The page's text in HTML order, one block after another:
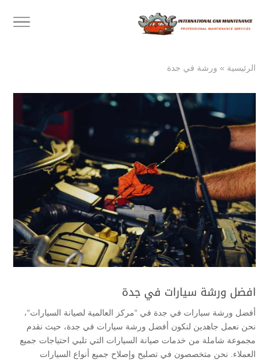
الرئيسية » ورشة في جدة
افضل ورشة سيارات في جدة
أفضل ورشة سيارات في جدة في “مركز العالمية لصيانة السيارات“،
نحن نعمل جاهدين لنكون أفضل ورشة سيارات في جدة، حيث نقدم
مجموعة شاملة من خدمات صيانة السيارات التي تلبي احتياجات جميع
العملاء. نحن متخصصون في تصليح وإصلاح جميع أنواع السيارات